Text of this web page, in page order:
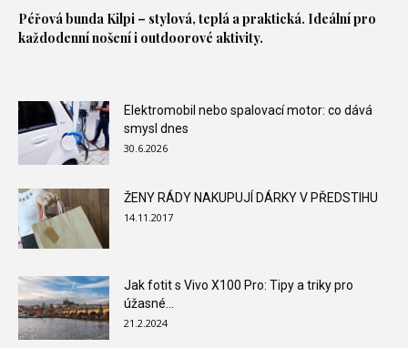
Péřová bunda Kilpi – stylová, teplá a praktická. Ideální pro
každodenní nošení i outdoorové aktivity.
Elektromobil nebo spalovací motor: co dává
smysl dnes
30.6.2026
ŽENY RÁDY NAKUPUJÍ DÁRKY V PŘEDSTIHU
14.11.2017
Jak fotit s Vivo X100 Pro: Tipy a triky pro
úžasné...
21.2.2024